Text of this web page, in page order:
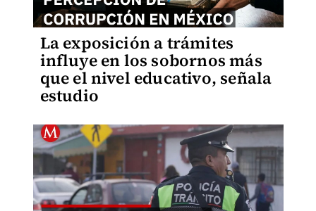
La exposición a trámites
influye en los sobornos más
que el nivel educativo, señala
estudio